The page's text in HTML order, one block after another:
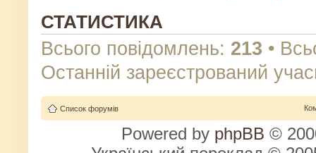
СТАТИСТИКА
Всього повідомлень: 213 •
Останній зареєстрований
Список форумів
Powered by phpBB ©